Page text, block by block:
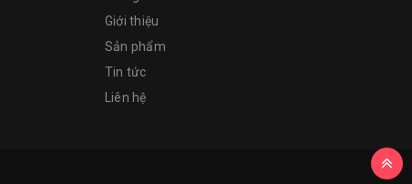
Giới thiệu
Sản phẩm
Tin tức
Liên hệ